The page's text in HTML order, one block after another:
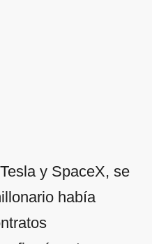
y SpaceX, se
había